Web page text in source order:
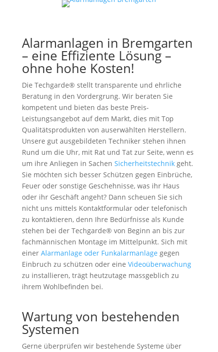
Alarmanlagen in Bremgarten
– eine Effiziente Lösung –
ohne hohe Kosten!
Die Techgarde® stellt transparente und ehrliche
Beratung in den Vordergrung. Wir beraten Sie
kompetent und bieten das beste Preis-
Leistungsangebot auf dem Markt, dies mit Top
Qualitätsprodukten von auserwählten Herstellern.
Unsere gut ausgebildeten Techniker stehen ihnen
Rund um die Uhr, mit Rat und Tat zur Seite, wenn es
um ihre Anliegen in Sachen Sicherheitstechnik geht.
Sie möchten sich besser Schützen gegen Einbrüche,
Feuer oder sonstige Geschehnisse, was ihr Haus
oder ihr Geschäft angeht? Dann scheuen Sie sich
nicht uns mittels Kontaktformular oder telefonisch
zu kontaktieren, denn Ihre Bedürfnisse als Kunde
stehen bei der Techgarde® von Beginn an bis zur
fachmännischen Montage im Mittelpunkt. Sich mit
einer Alarmanlage oder Funkalarmanlage gegen
Einbruch zu schützen oder eine Videoüberwachung
zu installieren, trägt heutzutage massgeblich zu
ihrem Wohlbefinden bei.
Wartung von bestehenden
Systemen
Gerne überprüfen wir bestehende Systeme über